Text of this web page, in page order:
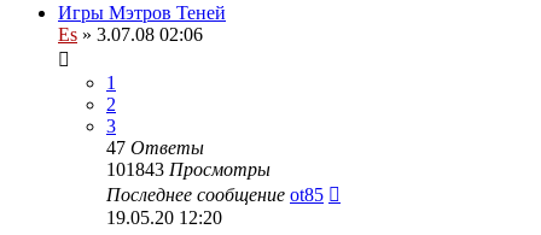
Игры Мэтров Теней
Es » 3.07.08 02:06
1
2
3
47 Ответы
101843 Просмотры
Последнее сообщение ot85
19.05.20 12:20